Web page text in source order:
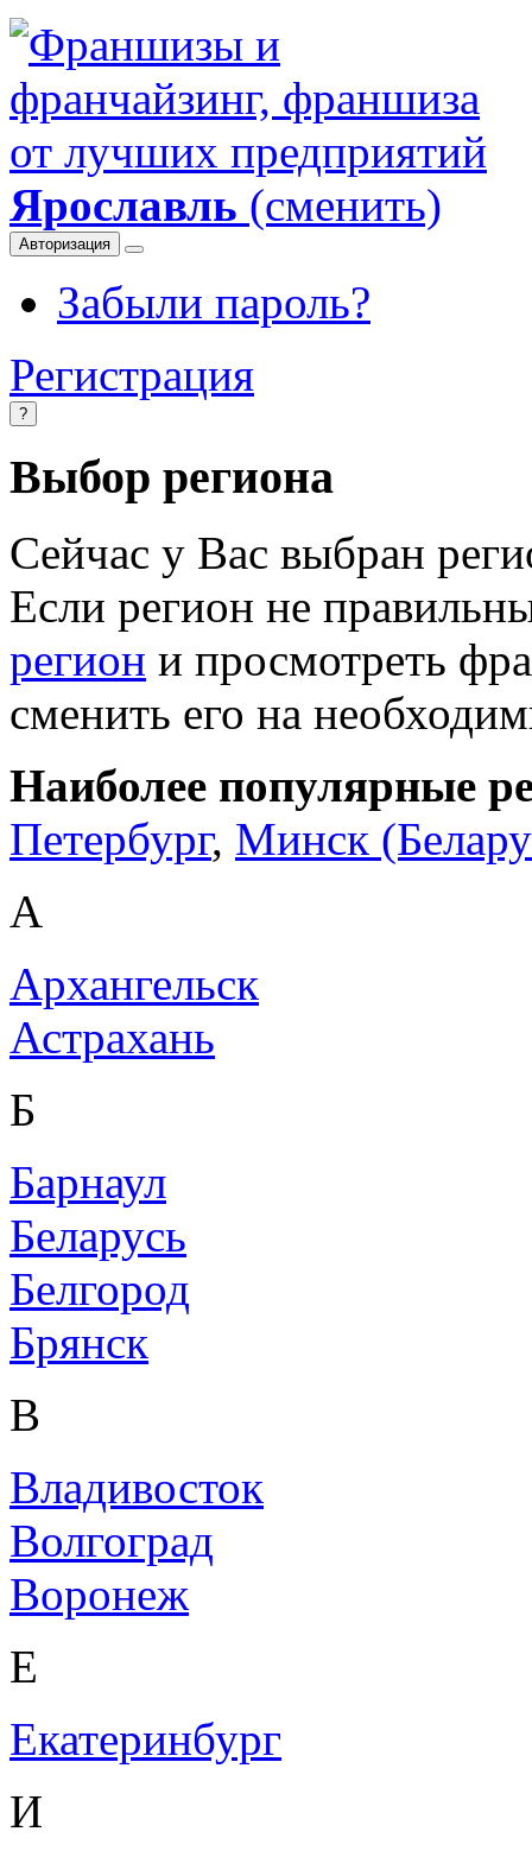
Ярославль (сменить)
Авторизация
Забыли пароль?
Регистрация
?
Выбор региона
Сейчас у Вас выбран
Если регион не
регион и просмотреть
сменить его на
Наиболее популярные
Петербург, Минск
А
Архангельск
Астрахань
Б
Барнаул
Беларусь
Белгород
Брянск
В
Владивосток
Волгоград
Воронеж
Е
Екатеринбург
И